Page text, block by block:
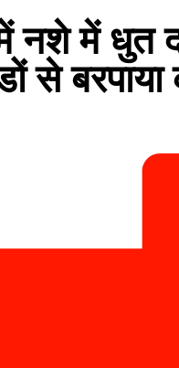
में नशे में धुत
से